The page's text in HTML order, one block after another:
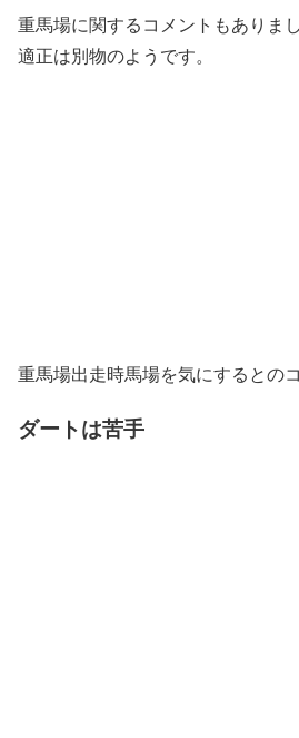
重馬場に関するコメントもありま
適正は別物のようです。
重馬場出走時馬場を気にするとの
ダートは苦手